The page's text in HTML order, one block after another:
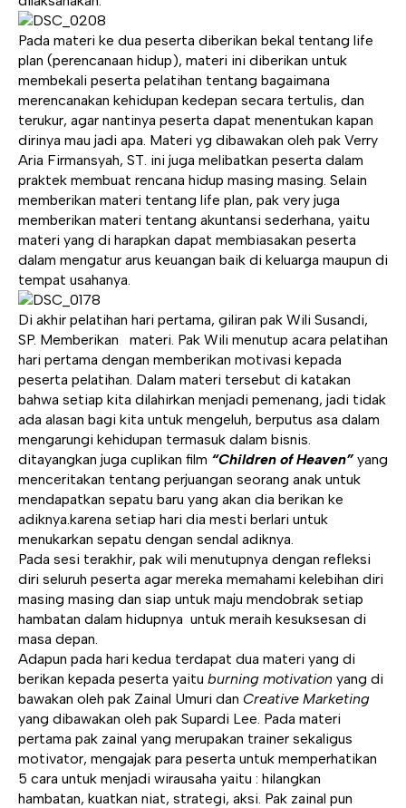
Pada materi ke dua peserta diberikan bekal tentang life
plan (perencanaan hidup), materi ini diberikan untuk
membekali peserta pelatihan tentang bagaimana
merencanakan kehidupan kedepan secara tertulis, dan
terukur, agar nantinya peserta dapat menentukan kapan
dirinya mau jadi apa. Materi yg dibawakan oleh pak Verry
Aria Firmansyah, ST. ini juga melibatkan peserta dalam
praktek membuat rencana hidup masing masing. Selain
memberikan materi tentang life plan, pak very juga
memberikan materi tentang akuntansi sederhana, yaitu
materi yang di harapkan dapat membiasakan peserta
dalam mengatur arus keuangan baik di keluarga maupun di
tempat usahanya.
Di akhir pelatihan hari pertama, giliran pak Wili Susandi,
SP. Memberikan materi. Pak Wili menutup acara pelatihan
hari pertama dengan memberikan motivasi kepada
peserta pelatihan. Dalam materi tersebut di katakan
bahwa setiap kita dilahirkan menjadi pemenang, jadi tidak
ada alasan bagi kita untuk mengeluh, berputus asa dalam
mengarungi kehidupan termasuk dalam bisnis.
ditayangkan juga cuplikan film “Children of Heaven”yang
menceritakan tentang perjuangan seorang anak untuk
mendapatkan sepatu baru yang akan dia berikan ke
adiknya.karena setiap hari dia mesti berlari untuk
menukarkan sepatu dengan sendal adiknya.
Pada sesi terakhir, pak wili menutupnya dengan refleksi
diri seluruh peserta agar mereka memahami kelebihan diri
masing masing dan siap untuk maju mendobrak setiap
hambatan dalam hidupnya untuk meraih kesuksesan di
masa depan.
Adapun pada hari kedua terdapat dua materi yang di
berikan kepada peserta yaitu burning motivation yang di
bawakan oleh pak Zainal Umuri dan Creative Marketing
yang dibawakan oleh pak Supardi Lee. Pada materi
pertama pak zainal yang merupakan trainer sekaligus
motivator, mengajak para peserta untuk memperhatikan
5 cara untuk menjadi wirausaha yaitu : hilangkan
hambatan, kuatkan niat, strategi, aksi. Pak zainal pun